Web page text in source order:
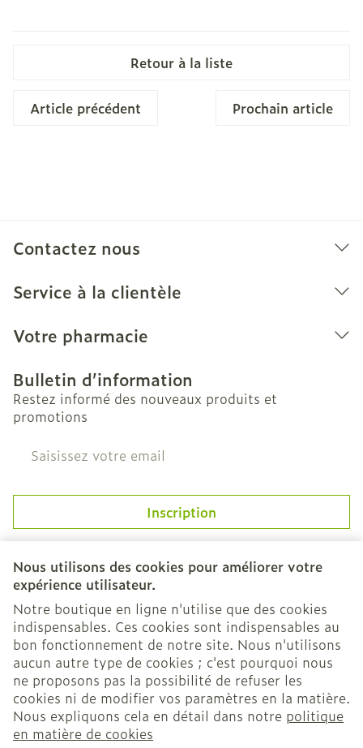
Nous utilisons des cookies pour améliorer votre
expérience utilisateur.
Notre boutique en ligne n'utilise que des cookies
indispensables. Ces cookies sont indispensables au
bon fonctionnement de notre site. Nous n'utilisons
aucun autre type de cookies ; c'est pourquoi nous
ne proposons pas la possibilité de refuser les
cookies ni de modifier vos paramètres en la matière.
Nous expliquons cela en détail dans notre politique
en matière de cookies
Retour à la liste
Article précédent Prochain article
Contactez nous
Service à la clientèle
Votre pharmacie
Bulletin d’information
Restez informé des nouveaux produits et
promotions
Adresse mail
Inscription
En cliquant sur s'abonner, vous vous abonnez à notre
newsletter et acceptez notrepolitique de confidentialité
Liens légaux